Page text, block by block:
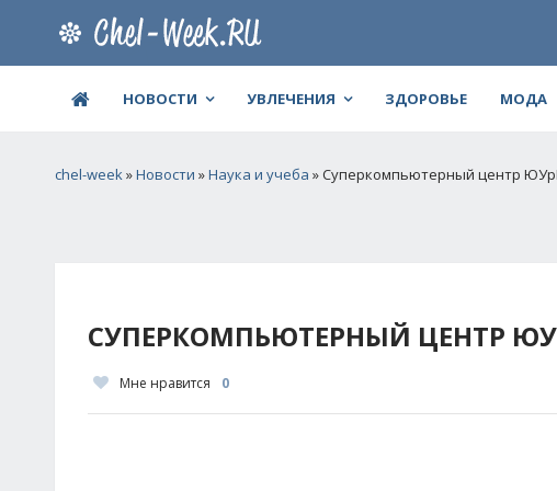
НОВОСТИ УВЛЕЧЕНИЯ ЗДОРОВЬЕ МОДА
chel-week»Новости »Наука и учеба » Суперкомпьютерный центр
СУПЕРКОМПЬЮТЕРНЫЙ ЦЕНТР
Мне нравится 0